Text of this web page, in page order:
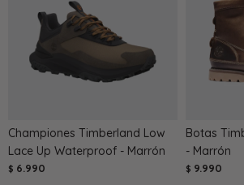
Championes Timberland Low
Lace Up Waterproof - Marrón
$ 6.990
Botas
- Marrón
$ 9.990